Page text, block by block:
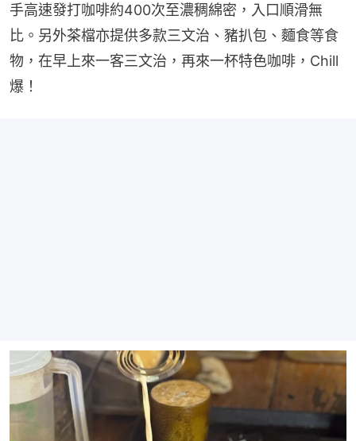
手高速發打咖啡約400次至濃稠綿密，入口順滑無
比。另外茶檔亦提供多款三文治、豬扒包、麵食等食
物，在早上來一客三文治，再來一杯特色咖啡，Chill
爆！